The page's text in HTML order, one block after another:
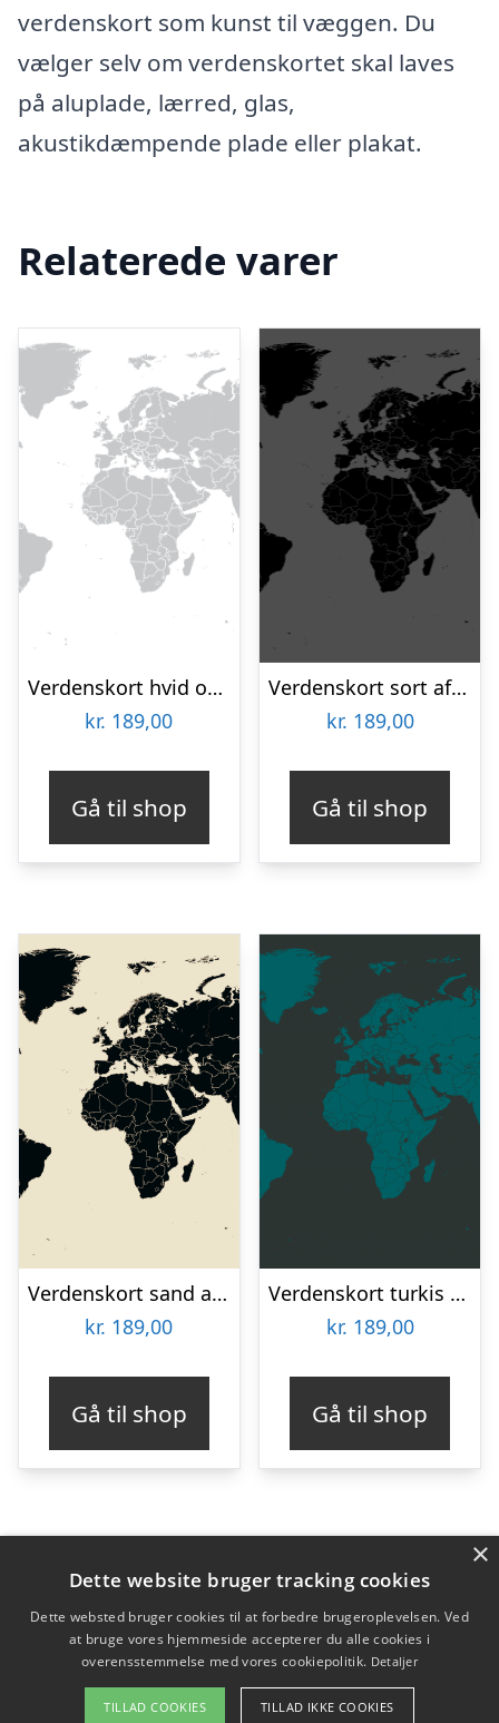
verdenskort som kunst til væggen. Du
vælger selv om verdenskortet skal laves
på aluplade, lærred, glas,
akustikdæmpende plade eller plakat.
Relaterede varer
Verdenskort hvid og grå af Illux
kr. 189,00
Gå til shop
Verdenskort sort af Illux
kr. 189,00
Gå til shop
Verdenskort sand af Illux
kr. 189,00
Gå til shop
Verdenskort turkis af Illux
kr. 189,00
Gå til shop
Varekategorier
Produkter
×
Dette website bruger tracking cookies
Dette websted bruger cookies til at forbedre brugeroplevelsen. Ved
at bruge vores hjemmeside accepterer du alle cookies i
overensstemmelse med vores cookiepolitik. Detaljer
TILLAD COOKIES TILLAD IKKE COOKIES